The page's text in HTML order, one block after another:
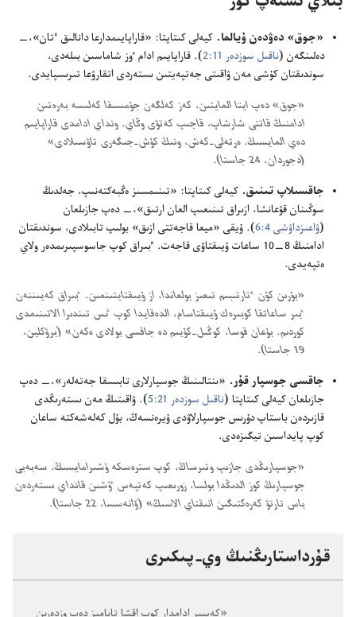
‏«جوق» دە‌ۋدە‌ن ۇ‌يالما.‏ كيە‌لى كىتاپتا:‏ «قاراپايىمدارعا دانالىق ٴ‌تان»،‏—‏
دە‌لىنگە‌ن (‏ناقىل سوزدە‌ر 11:‏2
‏)‏.‏ قاراپايىم ادام ٶز شاماسىن بىلە‌دى،‏
سوندىقتان كۇ‌شى مە‌ن ۋاقىتى جە‌تپە‌يتىن ىستە‌ردى اتقارۋعا تىرىسپايدى.‏
‏«جوق» دە‌پ ايتا المايتىن،‏ كە‌ز كە‌لگە‌ن جۇ‌مىسقا كە‌لىسە بە‌رە‌تىن
ادامنىڭ قاتتى شارشاپ،‏ قاجىپ كە‌تۋى وڭاي.‏ ونداي ادامدى قاراپايىم
دە‌ي المايسىڭ.‏ ە‌رتە‌لى-‏كە‌ش،‏ ونىڭ كۇ‌ش-‏جىگە‌رى تاۋسىلادى»
(‏دجوردان،‏ 24 جاستا)‏.‏
جاقسىلاپ تىنىق.‏ كيە‌لى كىتاپتا:‏ «تىنىمسىز ە‌ڭبە‌كتە‌نىپ،‏ جە‌لدىڭ
سوڭىنان قۋعانشا،‏ ازىراق تىنىعىپ العان ارتىق»،‏—‏ دە‌پ جازىلعان
(‏ۋاعىزداۋشى 4:‏6
‏)‏.‏ ۇ‌يقى «ميعا قاجە‌تتى ازىق» بولىپ تابىلادى،‏ سوندىقتان
ادامنىڭ 8—‏10 ساعات ۇ‌يىقتاۋى قاجە‌ت.‏ ٴ‌بىراق كوپ جاسوسپىرىمدە‌ر ولاي
ە‌تپە‌يدى.‏
‏«بۇ‌رىن كۇ‌ن ٴ‌تارتىبىم تىعىز بولعاندا،‏ از ۇ‌يىقتايتىنمىن.‏ ٴ‌بىراق كە‌يىننە‌ن
ٴ‌بىر ساعاتقا كوبىرە‌ك ۇ‌يىقتاسام،‏ الدە‌قايدا كوپ ٸس تىندىرا الاتىنىمدى
كوردىم.‏ بۇ‌عان قوسا،‏ كوڭىل-‏كۇ‌يىم دە جاقسى بولادى ە‌كە‌ن» (‏برۋكلين،‏
19 جاستا)‏.‏
جاقسى جوسپار قۇ‌ر.‏ «ىنتالىنىڭ جوسپارلارى تابىسقا جە‌تە‌لە‌ر»،‏—‏ دە‌پ
جازىلعان كيە‌لى كىتاپتا (‏ناقىل سوزدە‌ر 21:‏5
‏)‏.‏ ۋاقىتىڭ مە‌ن ىستە‌رىڭدى
قازىردە‌ن باستاپ دۇ‌رىس جوسپارلاۋدى ۇ‌يرە‌نسە‌ڭ،‏ بۇ‌ل كە‌لە‌شە‌كتە ساعان
كوپ پايداسىن تيگىزە‌دى.‏
‏«جوسپارىڭدى جازىپ وتىرساڭ،‏ كوپ سترە‌سكە ۇ‌شىرامايسىڭ.‏ سە‌بە‌بى
جوسپارىڭ كوز الدىڭدا بولسا،‏ زورىعىپ كە‌تپە‌س ٷشىن قانداي ىستە‌ردە‌ن
باس تارتۋ كە‌رە‌كتىگىن انىقتاي الاسىڭ» (‏ۆانە‌سسا،‏ 22 جاستا)‏.‏
قۇ‌رداستارىڭنىڭ وي-‏پىكىرى